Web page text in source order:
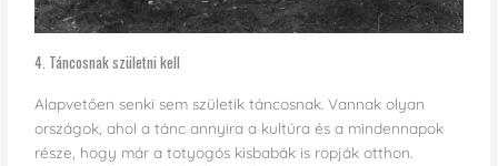
4. Táncosnak születni kell
Alapvetően senki sem születik táncosnak. Vannak olyan
országok, ahol a tánc annyira a kultúra és a mindennapok
része, hogy már a totyogós kisbabák is ropják otthon.